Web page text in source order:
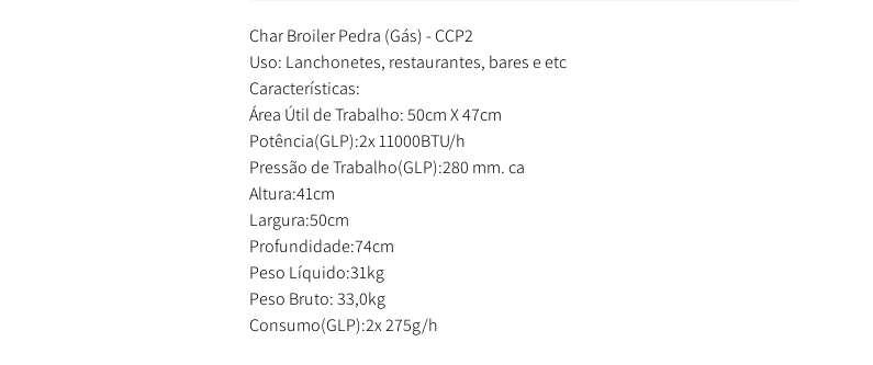
Char Broiler Pedra (Gás) - CCP2
Uso: Lanchonetes, restaurantes, bares e etc
Características:
Área Útil de Trabalho: 50cm X 47cm
Potência(GLP):2x 11000BTU/h
Pressão de Trabalho(GLP):280 mm. ca
Altura:41cm
Largura:50cm
Profundidade:74cm
Peso Líquido:31kg
Peso Bruto: 33,0kg
Consumo(GLP):2x 275g/h